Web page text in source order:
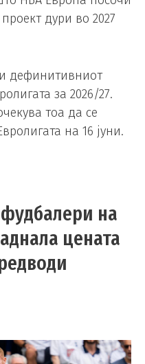
дури во 2027
дефинитивниот
за 2026/27.
тоа да се
на 16 јуни.
на
цената